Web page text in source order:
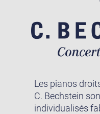
Les pianos
C. Bechstein
individualisés